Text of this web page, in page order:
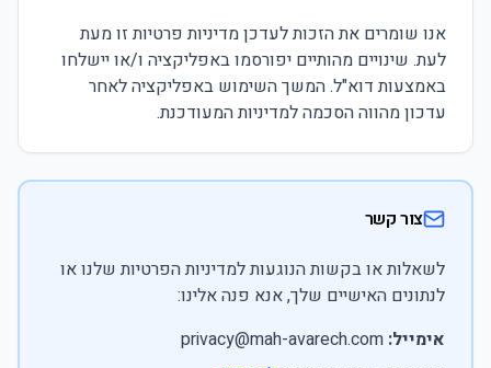
אנו שומרים את הזכות לעדכן מדיניות פרטיות זו מעת
לעת. שינויים מהותיים יפורסמו באפליקציה ו/או יישלחו
באמצעות דוא"ל. המשך השימוש באפליקציה לאחר
עדכון מהווה הסכמה למדיניות המעודכנת.
צור קשר
לשאלות או בקשות הנוגעות למדיניות הפרטיות שלנו או
לנתונים האישיים שלך, אנא פנה אלינו:
אימייל: